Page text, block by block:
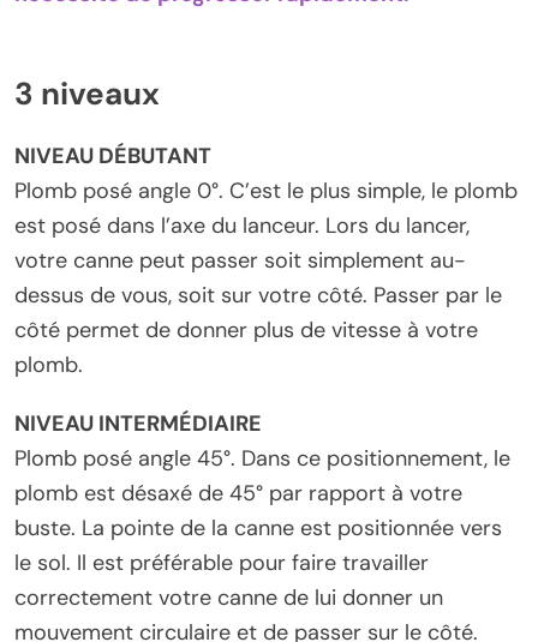
3 niveaux
NIVEAU DÉBUTANT
Plomb posé angle 0°. C’est le plus simple, le plomb
est posé dans l’axe du lanceur. Lors du lancer,
votre canne peut passer soit simplement au-
dessus de vous, soit sur votre côté. Passer par le
côté permet de donner plus de vitesse à votre
plomb.
NIVEAU INTERMÉDIAIRE
Plomb posé angle 45°. Dans ce positionnement, le
plomb est désaxé de 45° par rapport à votre
buste. La pointe de la canne est positionnée vers
le sol. Il est préférable pour faire travailler
correctement votre canne de lui donner un
mouvement circulaire et de passer sur le côté.